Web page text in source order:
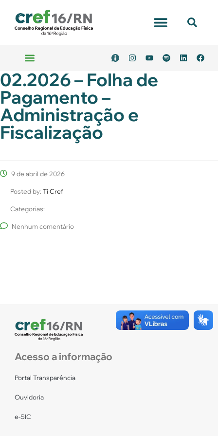
02.2026 – Folha de
Pagamento –
Administração e
Fiscalização
9 de abril de 2026
Posted by: Ti Cref
Categorias:
Nenhum comentário
Acesso a informação
Portal Transparência
Ouvidoria
e-SIC